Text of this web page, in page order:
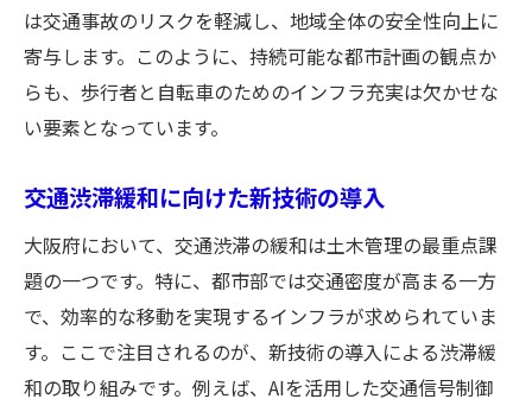
は交通事故のリスクを軽減し、地域全体の安全性向上に
寄与します。このように、持続可能な都市計画の観点か
らも、歩行者と自転車のためのインフラ充実は欠かせな
い要素となっています。
交通渋滞緩和に向けた新技術の導入
大阪府において、交通渋滞の緩和は土木管理の最重点課
題の一つです。特に、都市部では交通密度が高まる一方
で、効率的な移動を実現するインフラが求められていま
す。ここで注目されるのが、新技術の導入による渋滞緩
和の取り組みです。例えば、AIを活用した交通信号制御